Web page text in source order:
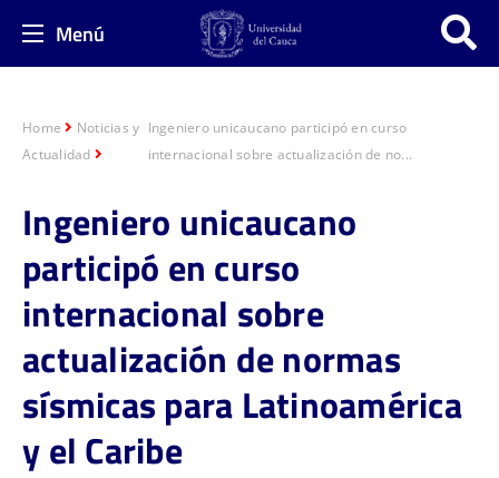
Menú
Home
Noticias y
Actualidad
Ingeniero unicaucano participó en curso
internacional sobre actualización de no...
Ingeniero unicaucano
participó en curso
internacional sobre
actualización de normas
sísmicas para Latinoamérica
y el Caribe